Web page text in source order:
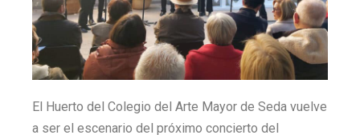
El Huerto del Colegio del Arte Mayor de Seda vuelve
a ser el escenario del próximo concierto del